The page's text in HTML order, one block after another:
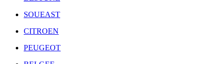
SOUEAST
CITROEN
PEUGEOT